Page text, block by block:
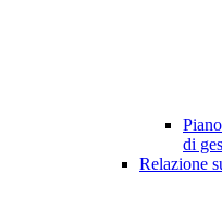
di
Relazione